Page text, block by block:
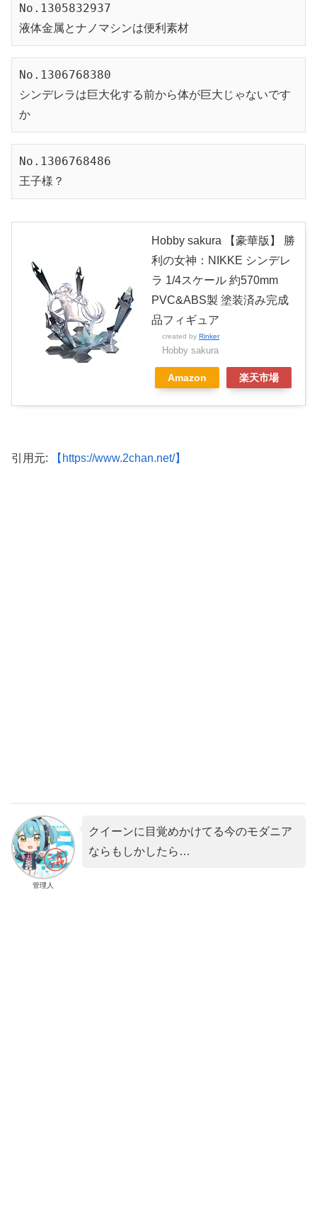
No.1305832937
液体金属とナノマシンは便利素材
No.1306768380
シンデレラは巨大化する前から体が巨大じゃないです
か
No.1306768486
王子様？
Hobby sakura 【豪華版】 勝
利の女神：NIKKE シンデレ
ラ 1/4スケール 約570mm
PVC&ABS製 塗装済み完成
品フィギュア
created by Rinker
Hobby sakura
Amazon 楽天市場
引用元: 【https://www.2chan.net/】
管理人
クイーンに目覚めかけてる今のモダニア
ならもしかしたら…